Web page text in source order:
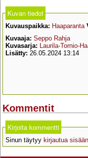
Kuvan tiedot
Kuvauspaikka: Haaparanta
Kuvaaja: Seppo Rahja
Kuvasarja: Laurila-Tornio-
Lisätty: 26.05.2024 13:14
Kommentit
Kirjoita kommentti
Sinun täytyy kirjautua sisään